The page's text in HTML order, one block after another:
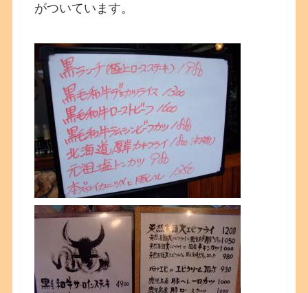
がついています。